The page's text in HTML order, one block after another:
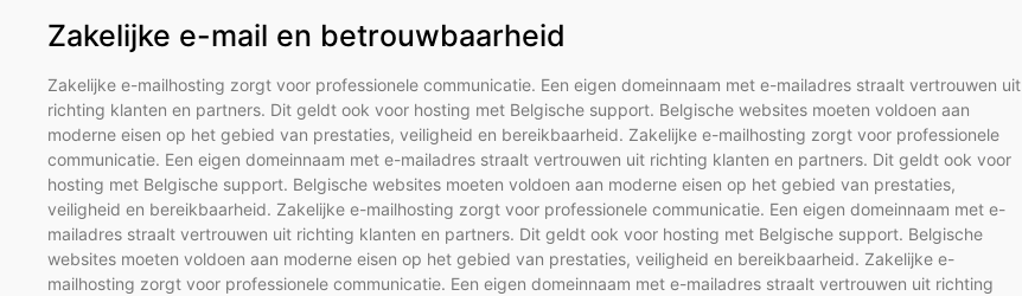
Zakelijke e-mail en betrouwbaarheid
Zakelijke e-mailhosting zorgt voor professionele communicatie. Een eigen domeinnaam met e-mailadres straalt vertrouwen uit
richting klanten en partners. Dit geldt ook voor hosting met Belgische support. Belgische websites moeten voldoen aan
moderne eisen op het gebied van prestaties, veiligheid en bereikbaarheid. Zakelijke e-mailhosting zorgt voor professionele
communicatie. Een eigen domeinnaam met e-mailadres straalt vertrouwen uit richting klanten en partners. Dit geldt ook voor
hosting met Belgische support. Belgische websites moeten voldoen aan moderne eisen op het gebied van prestaties,
veiligheid en bereikbaarheid. Zakelijke e-mailhosting zorgt voor professionele communicatie. Een eigen domeinnaam met e-
mailadres straalt vertrouwen uit richting klanten en partners. Dit geldt ook voor hosting met Belgische support. Belgische
websites moeten voldoen aan moderne eisen op het gebied van prestaties, veiligheid en bereikbaarheid. Zakelijke e-
mailhosting zorgt voor professionele communicatie. Een eigen domeinnaam met e-mailadres straalt vertrouwen uit richting